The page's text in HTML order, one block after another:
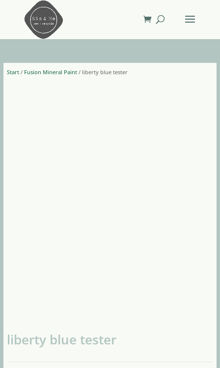
Start/ Fusion Mineral Paint/ liberty blue tester
liberty blue tester